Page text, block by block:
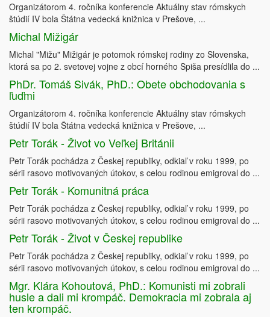
Organizátorom 4. ročníka konferencie Aktuálny stav rómskych
štúdií IV bola Štátna vedecká knižnica v Prešove, ...
Michal Mižigár
Michal "Mižu" Mižigár je potomok rómskej rodiny zo Slovenska,
ktorá sa po 2. svetovej vojne z obcí horného Spiša presídlila do ...
PhDr. Tomáš Sivák, PhD.: Obete obchodovania s
ľuďmi
Organizátorom 4. ročníka konferencie Aktuálny stav rómskych
štúdií IV bola Štátna vedecká knižnica v Prešove, ...
Petr Torák - Život vo Veľkej Británii
Petr Torák pochádza z Českej republiky, odkiaľ v roku 1999, po
sérii rasovo motivovaných útokov, s celou rodinou emigroval do ...
Petr Torák - Komunitná práca
Petr Torák pochádza z Českej republiky, odkiaľ v roku 1999, po
sérii rasovo motivovaných útokov, s celou rodinou emigroval do ...
Petr Torák - Život v Českej republike
Petr Torák pochádza z Českej republiky, odkiaľ v roku 1999, po
sérii rasovo motivovaných útokov, s celou rodinou emigroval do ...
Mgr. Klára Kohoutová, PhD.: Komunisti mi zobrali
husle a dali mi krompáč. Demokracia mi zobrala aj
ten krompáč.